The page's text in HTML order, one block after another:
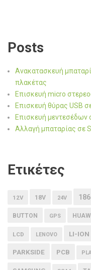
Posts
Ανακατασκευή
πλακέτας
Επισκευή micro
Επισκευή θύρας USB
Επισκευή μεντεσέδων
Αλλαγή μπαταρίας σε
Ετικέτες
12V 18V 24V
BUTTON GPS
LCD LENOVO LI-ION
PARKSIDE PCB